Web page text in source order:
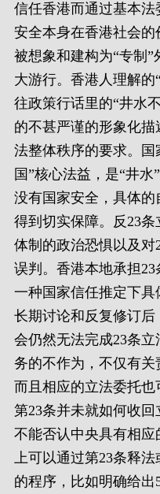
信任香港而通过基本
安全本身在香港社会
被想象和建构为“专制”
大游行。香港人理解
往政策行话里的“井水
的不甚严谨的形象化
法整体秩序的要求。国
国”核心法益，是“井
没有国家安全，具体
得到切实保障。反23
体制的政治恐惧以及
误判。香港本地承担
一种国家信任推定下
长期讨论和反复修订
会仍然无法完成23条
务的不作为，不仅有关
而且相应的立法委托
第23条并未就如何收
不能否认中央具有相应
上可以通过第23条释
的程序，比如明确给